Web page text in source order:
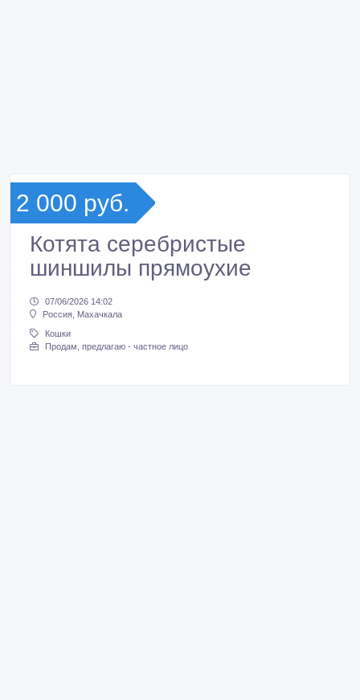
2 000 руб.
Котята серебристые
шиншилы прямоухие
07/06/2026 14:02
Россия, Махачкала
Кошки
Продам, предлагаю - частное лицо